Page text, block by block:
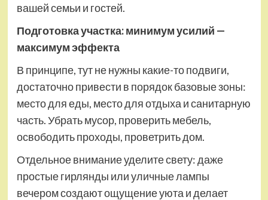
вашей семьи и гостей.
Подготовка участка: минимум усилий —
максимум эффекта
В принципе, тут не нужны какие-то подвиги,
достаточно привести в порядок базовые зоны:
место для еды, место для отдыха и санитарную
часть. Убрать мусор, проверить мебель,
освободить проходы, проветрить дом.
Отдельное внимание уделите свету: даже
простые гирлянды или уличные лампы
вечером создают ощущение уюта и делает